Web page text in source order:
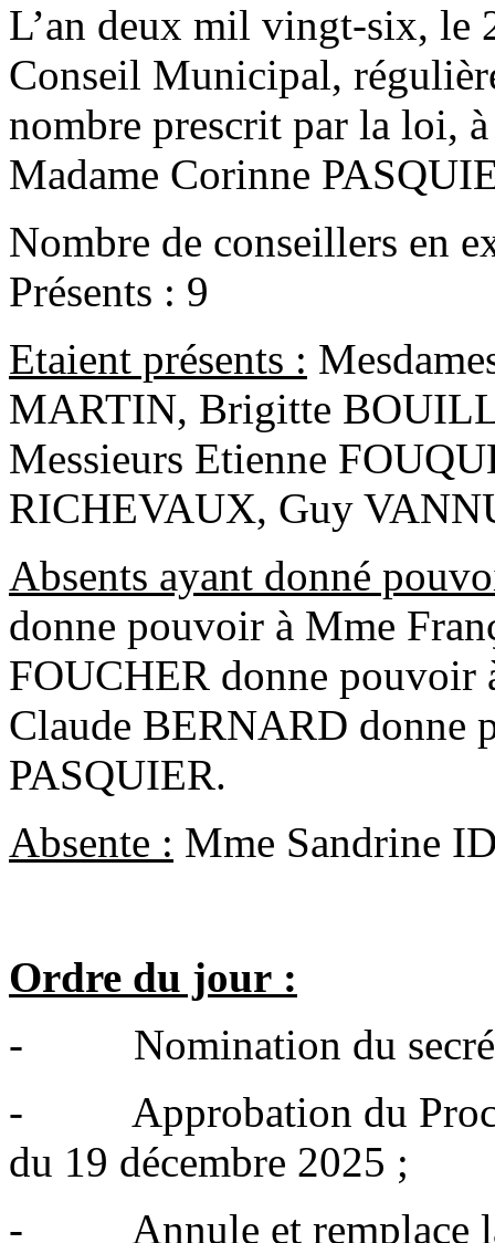
L’an deux mil vingt-six, le
Conseil Municipal,
nombre prescrit par la loi,
Madame Corinne
Nombre de conseillers en
Présents : 9
Etaient présents :
MARTIN, Brigitte
Messieurs Etienne
RICHEVAUX, Guy
Absents ayant donné
donne pouvoir à Mme
FOUCHER donne
Claude BERNARD donne
PASQUIER.
Absente : Mme Sandrine
Ordre du jour :
- Nomination du
- Approbation du
du 19 décembre 2025 ;
- Annule et remplace la